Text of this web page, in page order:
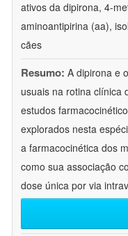
ativos da dipirona, 4-
aminoantipirina (aa),
cães
Resumo: A dipirona e
usuais na rotina clínica
estudos
explorados nesta
a farmacocinética dos
como sua associação
dose única por via